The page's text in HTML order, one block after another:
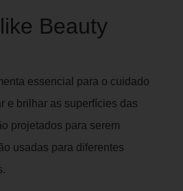
Beauty
essencial para o cuidado
e brilhar as superfícies das
projetados para serem
usadas para diferentes